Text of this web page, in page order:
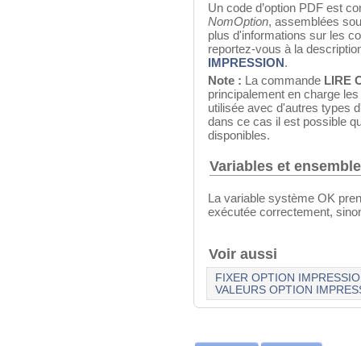
Un code d’option PDF est
NomOption, assemblées
plus d'informations sur les
reportez-vous à la
IMPRESSION .
Note : La commande LIRE
principalement en charge
utilisée avec d'autres types
dans ce cas il est possible
disponibles.
Variables et
La variable système OK
exécutée correctement,
Voir aussi
FIXER OPTION
VALEURS OPTION